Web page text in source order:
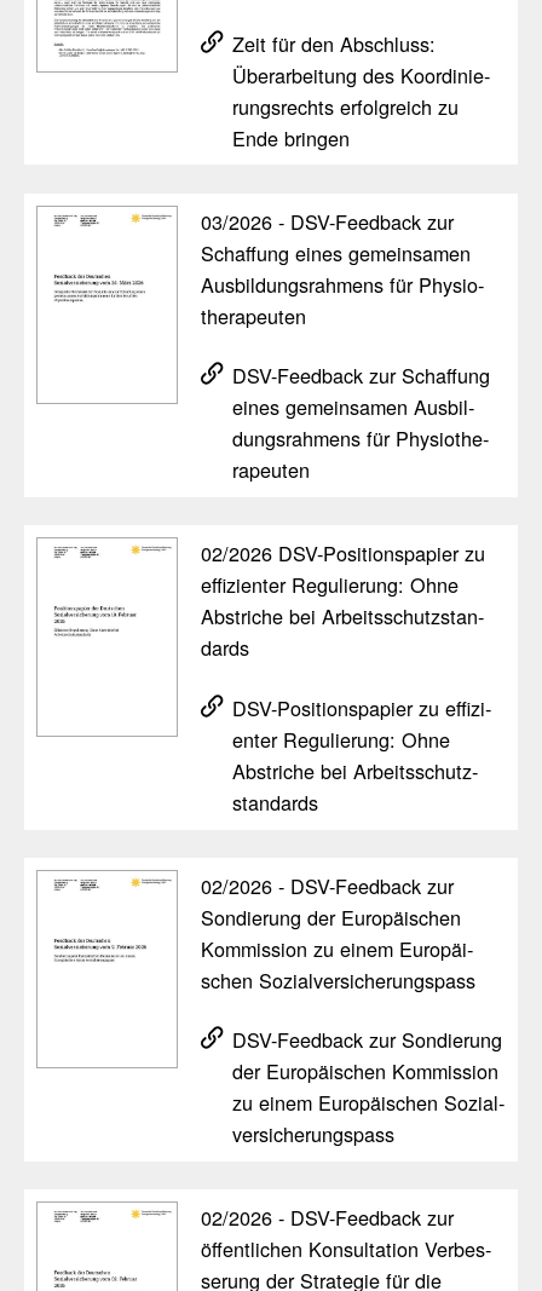
Zeit für den Abschluss:
Überar­bei­tung des Koor­di­nie­
rungs­rechts erfolg­reich zu
Ende bringen
03/​2026 - DSV-Feed­back zur
Schaf­fung eines gemein­samen
Ausbil­dungs­rah­mens für Physio­
the­ra­peuten
DSV-Feed­back zur Schaf­fung
eines gemein­samen Ausbil­
dungs­rah­mens für Physio­the­
ra­peuten
02/​2026 DSV-Posi­ti­ons­pa­pier zu
effi­zi­enter Regu­lie­rung: Ohne
Abstriche bei Arbeits­schutz­stan­
dards
DSV-Posi­ti­ons­pa­pier zu effi­zi­
enter Regu­lie­rung: Ohne
Abstriche bei Arbeits­schutz­
stan­dards
02/​2026 - DSV-Feed­back zur
Sondie­rung der Euro­päi­schen
Kommis­sion zu einem Euro­päi­
schen Sozi­al­ver­si­che­rungs­pass
DSV-Feed­back zur Sondie­rung
der Euro­päi­schen Kommis­sion
zu einem Euro­päi­schen Sozi­al­
ver­si­che­rungs­pass
02/​2026 - DSV-Feed­back zur
öffent­li­chen Konsul­ta­tion Verbes­
se­rung der Stra­tegie für die